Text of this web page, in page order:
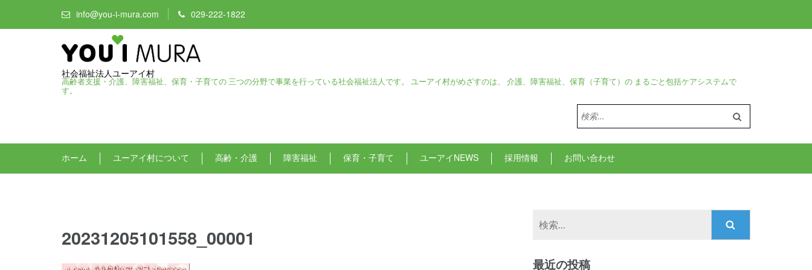
info@you-i-mura.com 029-222-1822
社会福祉法人ユーアイ村
高齢者支援・介護、障害福祉、保育・子育ての 三つの分野で事業を行っている社会福祉法人です。 ユーアイ村がめざすのは、 介護、障害福祉、保育（子育て）の まるごと包括ケアシステムで
す。
検
索:
ホーム ユーアイ村について 高齢・介護 障害福祉 保育・子育て ユーアイNEWS 採用情報 お問い合わせ
20231205101558_00001
最近の投稿